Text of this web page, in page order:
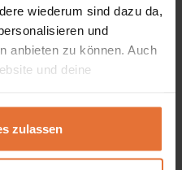
wiederum sind dazu da,
und
anbieten zu können. Auch
und deine
zulassen
& Impfungen
Hinweise